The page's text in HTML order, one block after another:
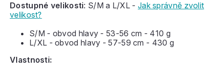
Dostupné velikosti: S/M a L/XL - Jak správně zvolit
velikost?
S/M - obvod hlavy - 53-56 cm - 410 g
L/XL - obvod hlavy - 57-59 cm - 430 g
Vlastnosti: